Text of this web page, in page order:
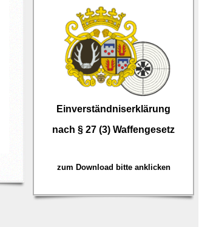
Einverständniserklärung
nach § 27 (3) Waffengesetz
zum Download bitte anklicken